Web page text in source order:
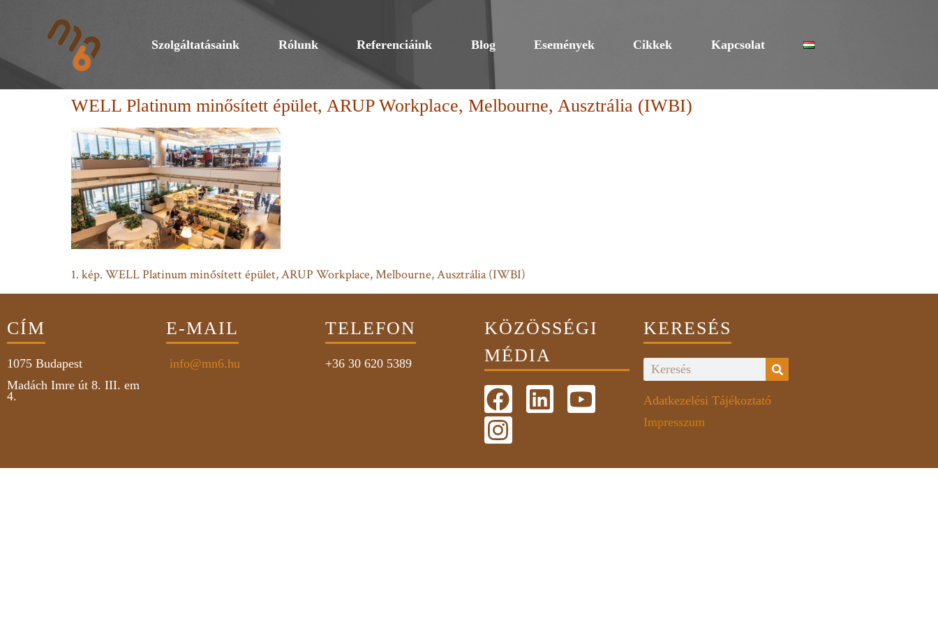
Szolgáltatásaink Rólunk Referenciáink Blog Események Cikkek Kapcsolat
WELL Platinum minősített épület, ARUP Workplace, Melbourne, Ausztrália (IWBI)
1. kép. WELL Platinum minősített épület, ARUP Workplace, Melbourne, Ausztrália (IWBI)
CÍM
1075 Budapest
Madách Imre út 8. III. em
4.
E-MAIL
info@mn6.hu
TELEFON
+36 30 620 5389
KÖZÖSSÉGI
MÉDIA
KERESÉS
Adatkezelési Tájékoztató
Impresszum